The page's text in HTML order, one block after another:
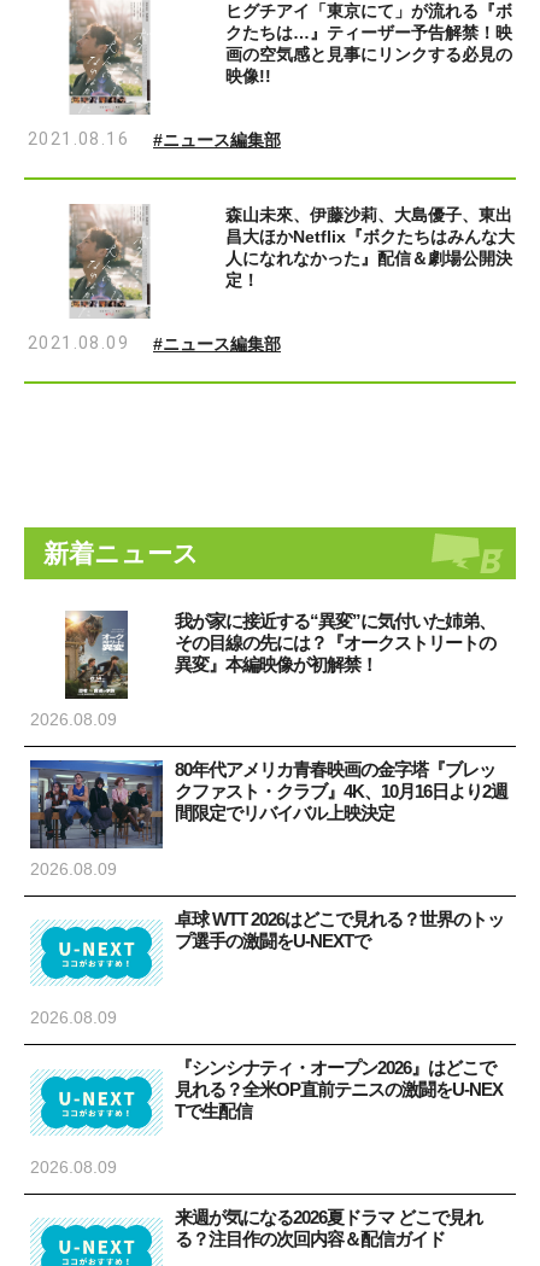
ヒグチアイ「東京にて」が流れる『ボ
クたちは…』ティーザー予告解禁！映
画の空気感と見事にリンクする必見の
映像!!
2021.08.16 #ニュース編集部
森山未來、伊藤沙莉、大島優子、東出
昌大ほかNetflix『ボクたちはみんな大
人になれなかった』配信＆劇場公開決
定！
2021.08.09 #ニュース編集部
新着ニュース
我が家に接近する“異変”に気付いた姉弟、
その目線の先には？『オークストリートの
異変』本編映像が初解禁！
2026.08.09
80年代アメリカ青春映画の金字塔『ブレッ
クファスト・クラブ』4K、10月16日より2週
間限定でリバイバル上映決定
2026.08.09
卓球 WTT 2026はどこで見れる？世界のトッ
プ選手の激闘をU-NEXTで
2026.08.09
『シンシナティ・オープン2026』はどこで
見れる？全米OP直前テニスの激闘をU-NEX
Tで生配信
2026.08.09
来週が気になる2026夏ドラマ どこで見れ
る？注目作の次回内容＆配信ガイド